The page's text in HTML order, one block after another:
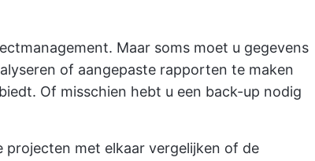
Maar soms moet u gegevens
of aangepaste rapporten te maken
Of misschien hebt u een back-up nodig
projecten met elkaar vergelijken of de